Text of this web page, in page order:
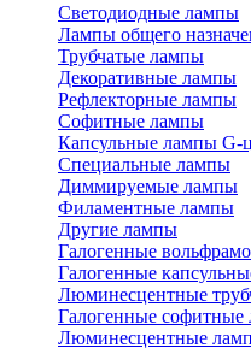
Светодиодные лампы
Лампы общего
Трубчатые лампы
Декоративные лампы
Рефлекторные лампы
Софитные лампы
Капсульные лампы G-
Специальные лампы
Диммируемые лампы
Филаментные лампы
Другие лампы
Галогенные
Галогенные
Люминесцентные
Галогенные
Люминесцентные